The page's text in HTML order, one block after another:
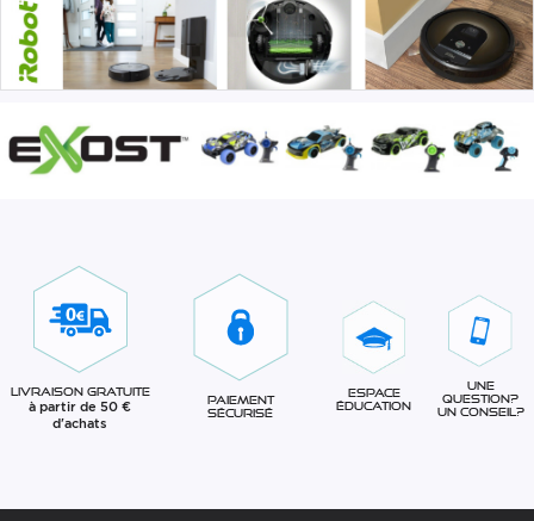
Livraison gratuite
à partir de 50 €
d'achats
Paiement
sécurisé
Espace
éducation
Une
question?
Un conseil?